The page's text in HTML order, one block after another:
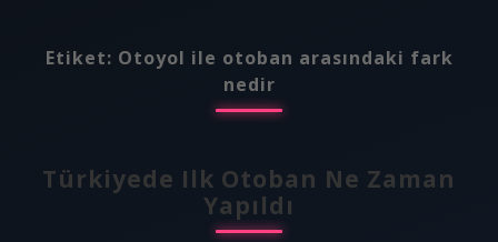
Etiket: Otoyol ile otoban arasındaki fark
nedir
Türkiyede Ilk Otoban Ne Zaman
Yapıldı